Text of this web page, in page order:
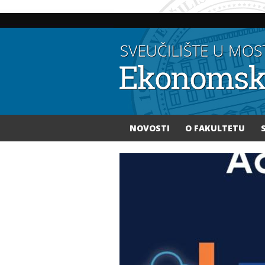
NOVOSTI O FAKULTETU